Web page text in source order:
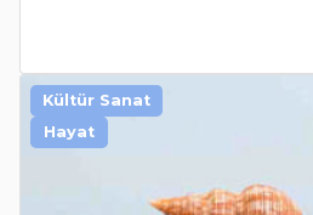
Kültür Sanat
Hayat